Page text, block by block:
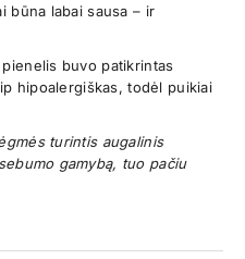
būna labai sausa – ir
buvo patikrintas
hipoalergiškas, todėl puikiai
turintis augalinis
gamybą, tuo pačiu